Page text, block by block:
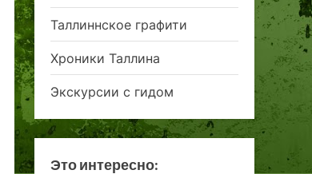
Таллиннское графити
Хроники Таллина
Экскурсии с гидом
Это интересно: